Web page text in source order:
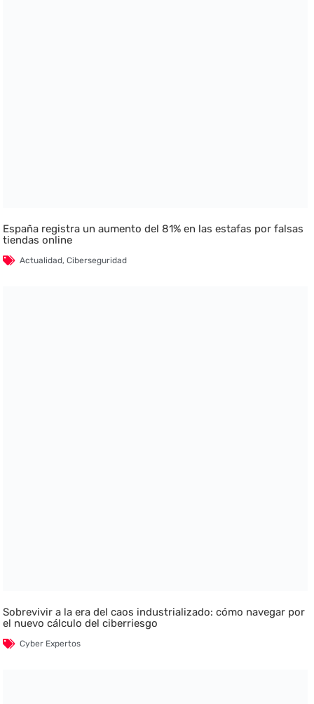
España registra un aumento del 81% en las estafas por falsas
tiendas online
Actualidad,Ciberseguridad
Sobrevivir a la era del caos industrializado: cómo navegar por
el nuevo cálculo del ciberriesgo
Cyber Expertos